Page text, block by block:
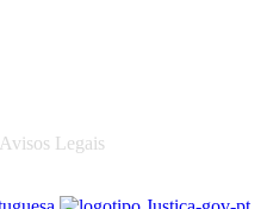
Avisos Legais